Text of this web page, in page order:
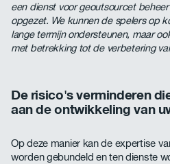
een dienst voor geoutsourcet
opgezet. We kunnen de spelers op
lange termijn ondersteunen, maar
met betrekking tot de verbetering
De risico's verminderen
aan de ontwikkeling van
Op deze manier kan de expertise
worden gebundeld en ten dienste